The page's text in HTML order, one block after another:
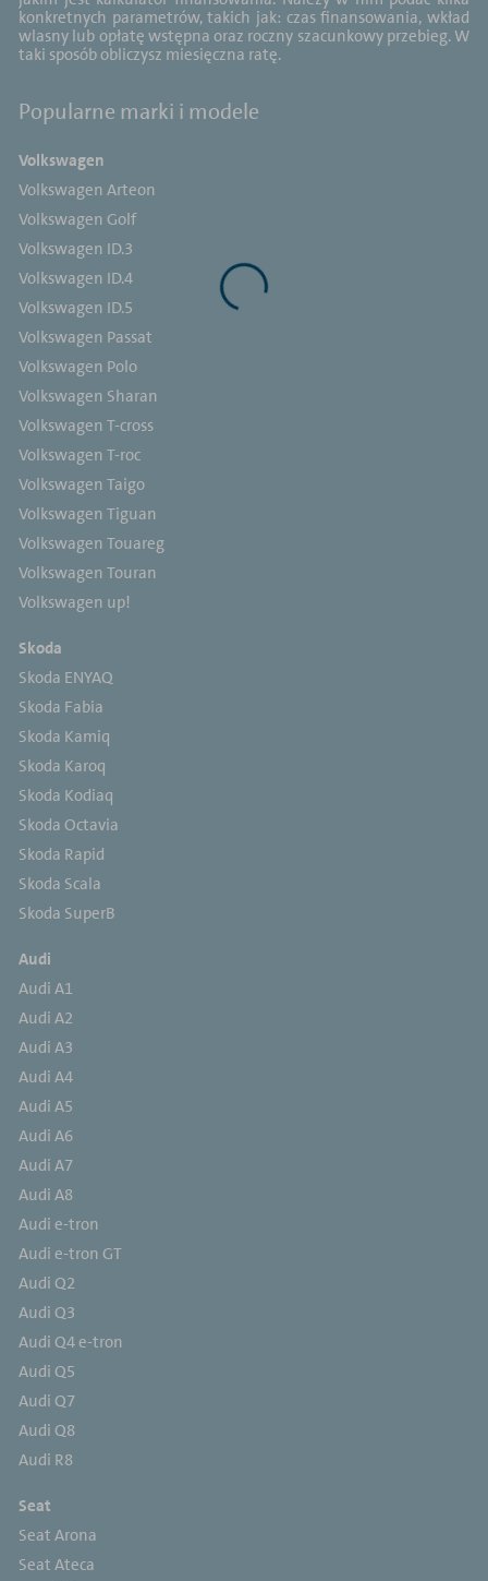
konkretnych parametrów, takich jak: czas finansowania, wkład
wlasny lub opłatę wstępna oraz roczny szacunkowy przebieg. W
taki sposób obliczysz miesięczna ratę.
Popularne marki i modele
Volkswagen
Volkswagen Arteon
Volkswagen Golf
Volkswagen ID.3
Volkswagen ID.4
Volkswagen ID.5
Volkswagen Passat
Volkswagen Polo
Volkswagen Sharan
Volkswagen T-cross
Volkswagen T-roc
Volkswagen Taigo
Volkswagen Tiguan
Volkswagen Touareg
Volkswagen Touran
Volkswagen up!
Skoda
Skoda ENYAQ
Skoda Fabia
Skoda Kamiq
Skoda Karoq
Skoda Kodiaq
Skoda Octavia
Skoda Rapid
Skoda Scala
Skoda SuperB
Audi
Audi A1
Audi A2
Audi A3
Audi A4
Audi A5
Audi A6
Audi A7
Audi A8
Audi e-tron
Audi e-tron GT
Audi Q2
Audi Q3
Audi Q4 e-tron
Audi Q5
Audi Q7
Audi Q8
Audi R8
Seat
Seat Arona
Seat Ateca